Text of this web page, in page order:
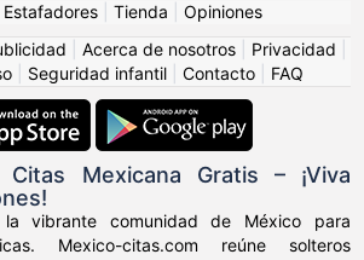
Estafadores Tienda
Opiniones
Acerca de nosotros Privacidad
Seguridad infantil Contacto FAQ
Citas Mexicana Gratis – ¡Viva
la vibrante comunidad de México para
Mexico-citas.com reúne solteros